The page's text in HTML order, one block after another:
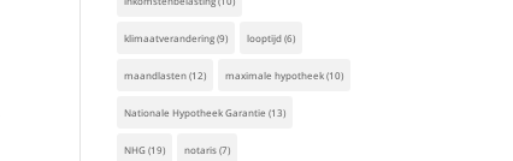
klimaatverandering(9) looptijd(6)
maandlasten(12) maximale hypotheek(10)
Nationale Hypotheek Garantie (13)
NHG(19) notaris(7)